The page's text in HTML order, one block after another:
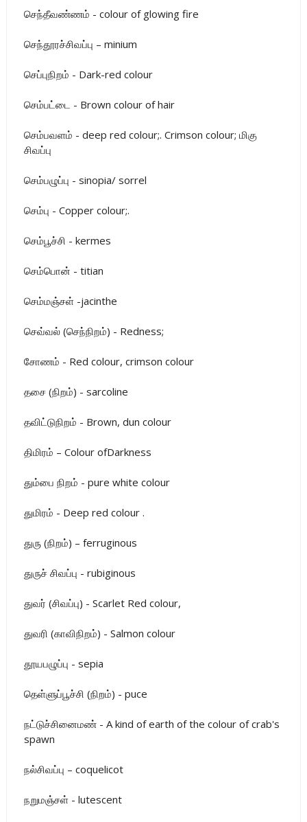
செந்தீவண்ணம் - colour of glowing fire
செந்தூரச்சிவப்பு – minium
செப்புநிறம் - Dark-red colour
செம்பட்டை - Brown colour of hair
செம்பவளம் - deep red colour;. Crimson colour; மிகு
சிவப்பு
செம்பழுப்பு - sinopia/ sorrel
செம்பு - Copper colour;.
செம்பூச்சி - kermes
செம்பொன் - titian
செம்மஞ்சள் -jacinthe
செவ்வல் (செந்நிறம்) - Redness;
சோணம் - Red colour, crimson colour
தசை (நிறம்) - sarcoline
தவிட்டுநிறம் - Brown, dun colour
திமிரம் – Colour ofDarkness
தும்பை நிறம் - pure white colour
துமிரம் - Deep red colour .
துரு (நிறம்) – ferruginous
துருச் சிவப்பு - rubiginous
துவர் (சிவப்பு) - Scarlet Red colour,
துவரி (காவிநிறம்) - Salmon colour
தூயபழுப்பு - sepia
தெள்ளுப்பூச்சி (நிறம்) - puce
நட்டுச்சினைமண் - A kind of earth of the colour of crab's
spawn
நல்சிவப்பு – coquelicot
நறுமஞ்சள் - lutescent